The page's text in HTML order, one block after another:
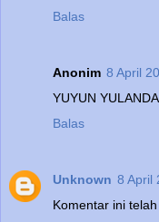
Balas
Anonim 8 April
YUYUN
Balas
Unknown 8 April
Komentar ini